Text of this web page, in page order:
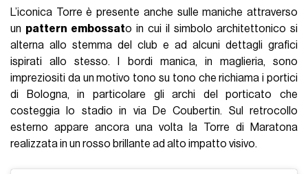
L’iconica Torre è presente anche sulle maniche attraverso
un pattern embossato in cui il simbolo architettonico si
alterna allo stemma del club e ad alcuni dettagli grafici
ispirati allo stesso. I bordi manica, in maglieria, sono
impreziositi da un motivo tono su tono che richiama i portici
di Bologna, in particolare gli archi del porticato che
costeggia lo stadio in via De Coubertin. Sul retrocollo
esterno appare ancora una volta la Torre di Maratona
realizzata in un rosso brillante ad alto impatto visivo.